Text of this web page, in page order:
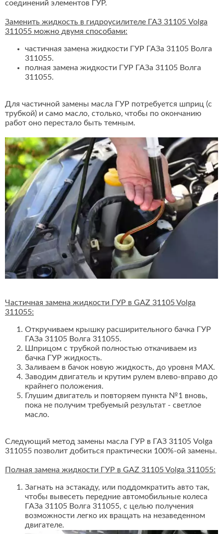
соединений элементов ГУР.
Заменить жидкость в гидроусилителе ГАЗ 31105 Volga
311055 можно двумя способами:
частичная замена жидкости ГУР ГАЗа 31105 Волга
311055.
полная замена жидкости ГУР ГАЗа 31105 Волга
311055.
Для частичной замены масла ГУР потребуется шприц (с
трубкой) и само масло, столько, чтобы по окончанию
работ оно перестало быть темным.
Частичная замена жидкости ГУР в GAZ 31105 Volga
311055:
Откручиваем крышку расширительного бачка ГУР
ГАЗа 31105 Волга 311055.
Шприцом с трубкой полностью откачиваем из
бачка ГУР жидкость.
Заливаем в бачок новую жидкость, до уровня MAX.
Заводим двигатель и крутим рулем влево-вправо до
крайнего положения.
Глушим двигатель и повторяем пункта №1 вновь,
пока не получим требуемый результат - светлое
масло.
Следующий метод замены масла ГУР в ГАЗ 31105 Volga
311055 позволит добиться практически 100%-ой замены.
Полная замена жидкости ГУР в GAZ 31105 Volga 311055:
Загнать на эстакаду, или поддомкратить авто так,
чтобы вывесеть передние автомобильные колеса
ГАЗа 31105 Волга 311055, с целью получения
возможности легко их вращать на незаведенном
двигателе.